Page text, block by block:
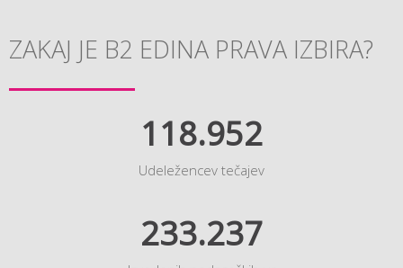
ZAKAJ JE B2 EDINA PRAVA IZBIRA?
118.952
Udeležencev tečajev
233.237